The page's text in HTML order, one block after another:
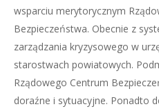
wsparciu merytorycznym
Bezpieczeństwa. Obecnie z
zarządzania kryzysowego w
starostwach powiatowych.
Rządowego Centrum
doraźne i sytuacyjne. Ponadto